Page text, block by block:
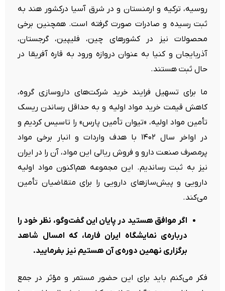
روسیه، ترکیه و ارمنستان و در شرق آسیا درکشور هند به
ثبت رسیده و صادرات صورت گرفته است. همچنین برخی
محصولات نیز در کشورهای چین، فلیپین، گرجستان،
آذربایجان و کنیا به عنوان دروازه ورود به قاره آفریقا در
حال ثبت هستند.
ما برای تسهیل فرایند خرید شرکت‌های داروسازی گروه،
کاهش قیمت خرید مواد اولیه و به حداقل رساندن ریسک
تأمین مواد اولیه، «تیوان تأمین پارس» را تاسیس کردیم و
در اواخر سال ۱۴۰۲ با هدف واردات و انبار برخی مواد
پرمصرف صنعت دارو و فروش ریالی این مواد، آن را در ایران
نیز به ثبت رساندیم. این مجموعه هم‌اکنون مواد اولیه
دارویی و پیش‌سازهای دارویی را برای متقاضیان تأمین
می‌کند.
اگر موافق هستید در پایان این گفت‌وگو، نظر خود را
درباره‌ی نمایشگاه ایران فارما، که امسال شاهد
برگزاری نهمین دوره‌ی آن هستیم نیز بفرمایید.
فکر می‌کنم باید برای این حضور مستمر و مؤثر در جمع